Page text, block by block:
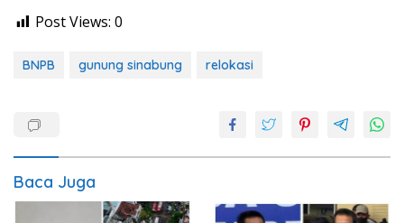
Post Views: 0
BNPB gunung sinabung relokasi
Baca Juga